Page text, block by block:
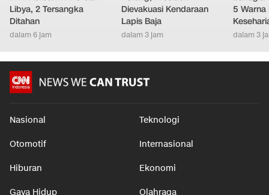
Polda Metro Pulangkan 3
WNI Korban TPPO dari
dalam 6 jam
Negara di Ambang
Perang, Presiden
dalam 3 jam
Nasional Teknologi
Otomotif Internasional